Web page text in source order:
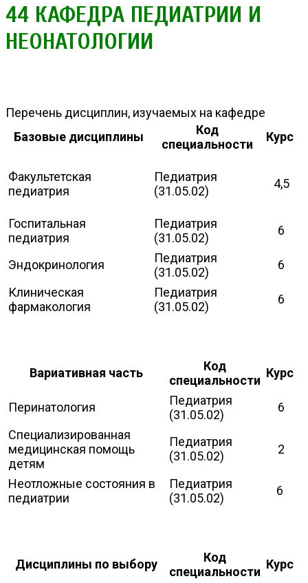
44 КАФЕДРА ПЕДИАТРИИ И
НЕОНАТОЛОГИИ
Перечень дисциплин, изучаемых на кафедре
Базовые дисциплины
Код
специальности
Курс
Факультетская
педиатрия
Педиатрия
(31.05.02)
4,5
Госпитальная
педиатрия
Педиатрия
(31.05.02)
6
Эндокринология
Педиатрия
(31.05.02)
6
Клиническая
фармакология
Педиатрия
(31.05.02)
6
Вариативная часть
Код
специальности
Курс
Перинатология
Педиатрия
(31.05.02)
6
Специализированная
медицинская помощь
детям
Педиатрия
(31.05.02)
2
Неотложные состояния в
педиатрии
Педиатрия
(31.05.02)
6
Дисциплины по выбору
Код
специальности
Курс